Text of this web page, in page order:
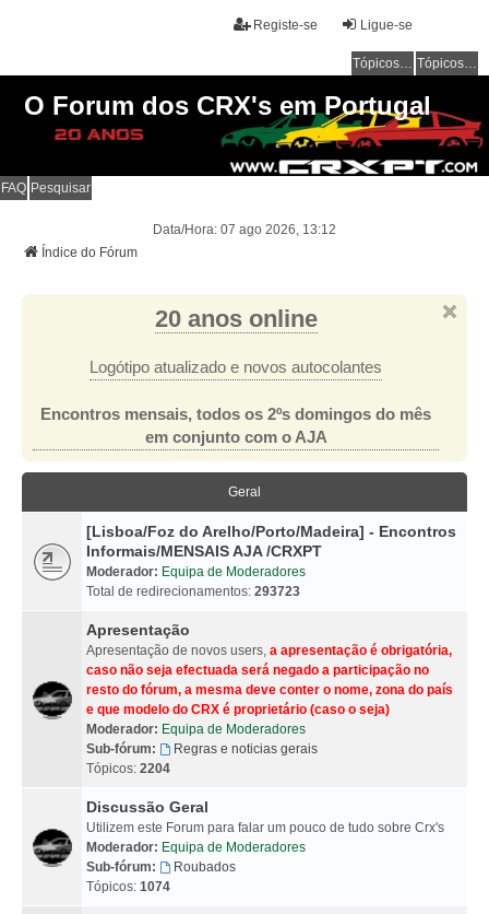
Ligue-se
Registe-se
Tópicos sem resposta Tópicos ativos
O Forum dos CRX's em Portugal
FAQ Pesquisar
Data/Hora: 07 ago 2026, 13:12
Índice do Fórum
20 anos online
Logótipo atualizado e novos autocolantes
Encontros mensais, todos os 2ºs domingos do mês
em conjunto com o AJA
Geral
[Lisboa/Foz do Arelho/Porto/Madeira] - Encontros
Informais/MENSAIS AJA /CRXPT
Moderador: Equipa de Moderadores
Total de redirecionamentos: 293723
Apresentação
Apresentação de novos users, a apresentação é obrigatória,
caso não seja efectuada será negado a participação no
resto do fórum, a mesma deve conter o nome, zona do país
e que modelo do CRX é proprietário (caso o seja)
Moderador: Equipa de Moderadores
Sub-fórum:
Regras e noticias gerais
Tópicos: 2204
Discussão Geral
Utilizem este Forum para falar um pouco de tudo sobre Crx's
Moderador: Equipa de Moderadores
Sub-fórum:
Roubados
Tópicos: 1074